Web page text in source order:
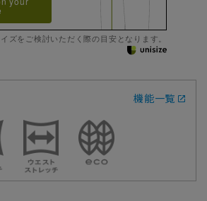
ズをご検討いただく際の目安となります。
機能一覧